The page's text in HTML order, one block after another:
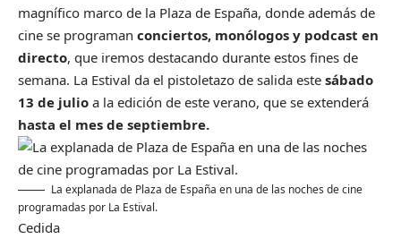
magnífico marco de la Plaza de España, donde además de
cine se programan conciertos, monólogos y podcast en
directo, que iremos destacando durante estos fines de
semana. La Estival da el pistoletazo de salida este sábado
13 de julio a la edición de este verano, que se extenderá
hasta el mes de septiembre.
La explanada de Plaza de España en una de las noches de cine
programadas por La Estival.
Cedida